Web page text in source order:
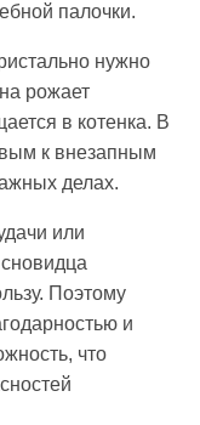
палочки.
нужно
рожает
в котенка. В
к внезапным
делах.
или
Поэтому
и
что